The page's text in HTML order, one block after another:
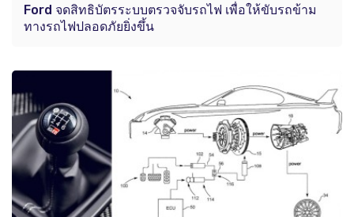
Ford จดสิทธิบัตรระบบตรวจจับรถไฟ เพื่อให้ขับรถข้าม
ทางรถไฟปลอดภัยยิ่งขึ้น